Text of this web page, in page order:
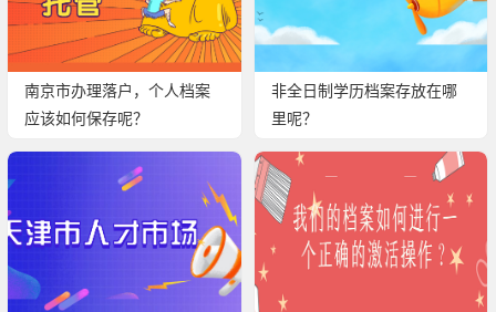
南京市办理落户，个人档案
应该如何保存呢？
非全日制学历档案存放在哪
里呢？